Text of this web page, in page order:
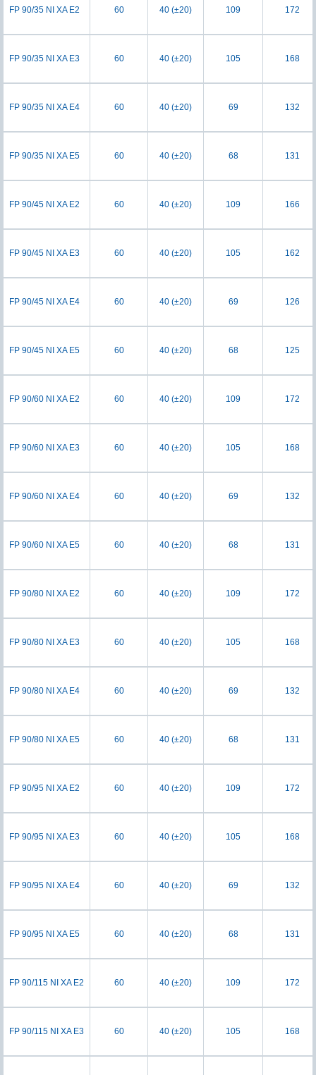
FP 90/35 NI XA E2 60 40 (±20) 109 172
FP 90/35 NI XA E3 60 40 (±20) 105 168
FP 90/35 NI XA E4 60 40 (±20) 69 132
FP 90/35 NI XA E5 60 40 (±20) 68 131
FP 90/45 NI XA E2 60 40 (±20) 109 166
FP 90/45 NI XA E3 60 40 (±20) 105 162
FP 90/45 NI XA E4 60 40 (±20) 69 126
FP 90/45 NI XA E5 60 40 (±20) 68 125
FP 90/60 NI XA E2 60 40 (±20) 109 172
FP 90/60 NI XA E3 60 40 (±20) 105 168
FP 90/60 NI XA E4 60 40 (±20) 69 132
FP 90/60 NI XA E5 60 40 (±20) 68 131
FP 90/80 NI XA E2 60 40 (±20) 109 172
FP 90/80 NI XA E3 60 40 (±20) 105 168
FP 90/80 NI XA E4 60 40 (±20) 69 132
FP 90/80 NI XA E5 60 40 (±20) 68 131
FP 90/95 NI XA E2 60 40 (±20) 109 172
FP 90/95 NI XA E3 60 40 (±20) 105 168
FP 90/95 NI XA E4 60 40 (±20) 69 132
FP 90/95 NI XA E5 60 40 (±20) 68 131
FP 90/115 NI XA E2 60 40 (±20) 109 172
FP 90/115 NI XA E3 60 40 (±20) 105 168